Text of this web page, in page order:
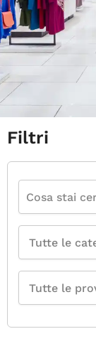
Filtri